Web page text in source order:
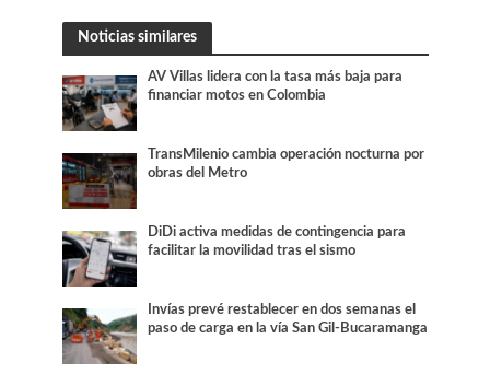
Noticias similares
AV Villas lidera con la tasa más baja para
financiar motos en Colombia
TransMilenio cambia operación nocturna por
obras del Metro
DiDi activa medidas de contingencia para
facilitar la movilidad tras el sismo
Invías prevé restablecer en dos semanas el
paso de carga en la vía San Gil-Bucaramanga